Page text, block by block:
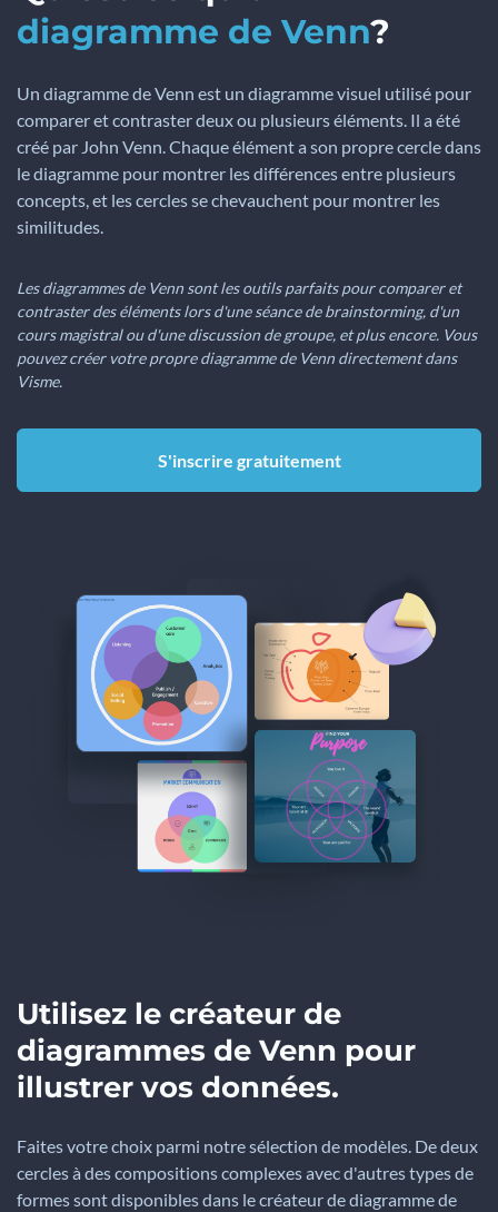
diagramme de Venn?
Un diagramme de Venn est un diagramme visuel utilisé pour
comparer et contraster deux ou plusieurs éléments. Il a été
créé par John Venn. Chaque élément a son propre cercle dans
le diagramme pour montrer les différences entre plusieurs
concepts, et les cercles se chevauchent pour montrer les
similitudes.
Les diagrammes de Venn sont les outils parfaits pour comparer et
contraster des éléments lors d'une séance de brainstorming, d'un
cours magistral ou d'une discussion de groupe, et plus encore. Vous
pouvez créer votre propre diagramme de Venn directement dans
Visme.
S'inscrire gratuitement
Utilisez le créateur de
diagrammes de Venn pour
illustrer vos données.
Faites votre choix parmi notre sélection de modèles. De deux
cercles à des compositions complexes avec d'autres types de
formes sont disponibles dans le créateur de diagramme de